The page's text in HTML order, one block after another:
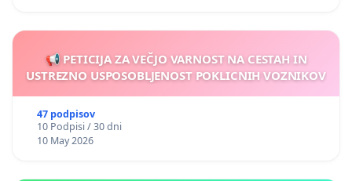
📢 PETICIJA ZA VEČJO VARNOST NA CESTAH IN
USTREZNO USPOSOBLJENOST POKLICNIH VOZNIKOV
47 podpisov
10 Podpisi / 30 dni
10 May 2026